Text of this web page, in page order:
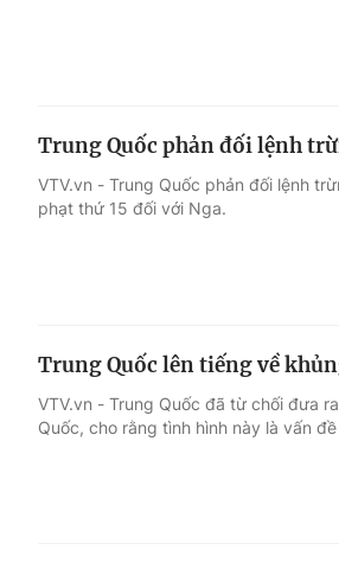
Trung Quốc phản đối lệnh
VTV.vn - Trung Quốc phản đối lệnh
phạt thứ 15 đối với Nga.
Trung Quốc lên tiếng về
VTV.vn - Trung Quốc đã từ chối đưa
Quốc, cho rằng tình hình này là vấn